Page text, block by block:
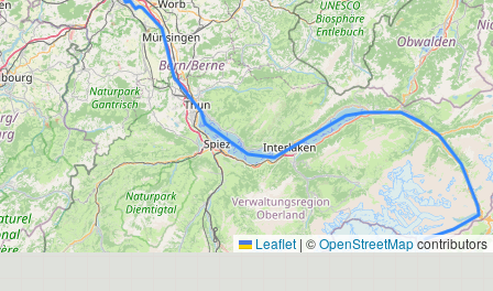
Leaflet | ©OpenStreetMapcontributors